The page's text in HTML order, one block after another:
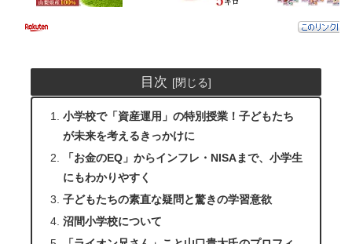
目次
小学校で「資産運用」の特別授業！子どもたち
が未来を考えるきっかけに
「お金のEQ」からインフレ・NISAまで、小学生
にもわかりやすく
子どもたちの素直な疑問と驚きの学習意欲
沼間小学校について